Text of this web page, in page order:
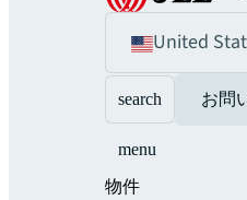
United
search お問
menu
物件